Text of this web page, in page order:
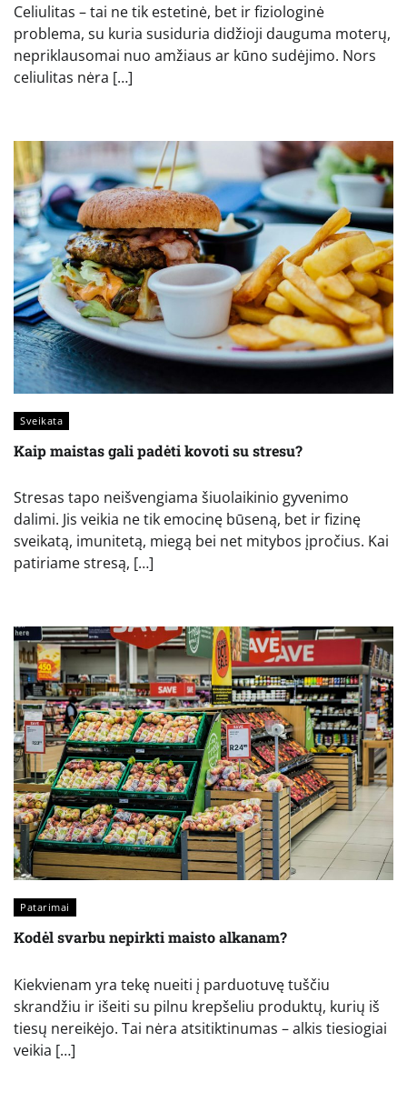
Celiulitas – tai ne tik estetinė, bet ir fiziologinė
problema, su kuria susiduria didžioji dauguma moterų,
nepriklausomai nuo amžiaus ar kūno sudėjimo. Nors
celiulitas nėra […]
Sveikata
Kaip maistas gali padėti kovoti su stresu?
Stresas tapo neišvengiama šiuolaikinio gyvenimo
dalimi. Jis veikia ne tik emocinę būseną, bet ir fizinę
sveikatą, imunitetą, miegą bei net mitybos įpročius. Kai
patiriame stresą, […]
Patarimai
Kodėl svarbu nepirkti maisto alkanam?
Kiekvienam yra tekę nueiti į parduotuvę tuščiu
skrandžiu ir išeiti su pilnu krepšeliu produktų, kurių iš
tiesų nereikėjo. Tai nėra atsitiktinumas – alkis tiesiogiai
veikia […]